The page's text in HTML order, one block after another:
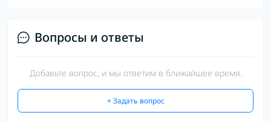
Вопросы и ответы
Добавьте вопрос, и мы ответим в ближайшее время.
+ Задать вопрос